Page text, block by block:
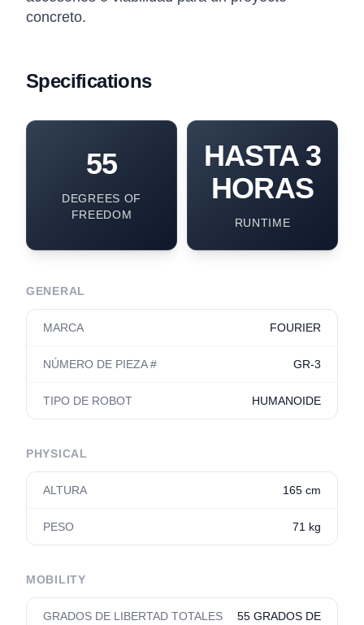
concreto.
Specifications
55
DEGREES OF
FREEDOM
HASTA 3
HORAS
RUNTIME
GENERAL
MARCA FOURIER
NÚMERO DE PIEZA # GR-3
TIPO DE ROBOT HUMANOIDE
PHYSICAL
ALTURA 165 cm
PESO 71 kg
MOBILITY
GRADOS DE LIBERTAD TOTALES
55 GRADOS DE